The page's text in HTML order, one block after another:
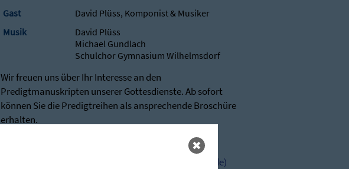
Gast
David Plüss, Komponist & Musiker
Musik
David Plüss
Michael Gundlach
Schulchor Gymnasium Wilhelmsdorf
Wir freuen uns über Ihr Interesse an den
Predigtmanuskripten unserer Gottesdienste. Ab sofort
können Sie die Predigtreihen als ansprechende Broschüre
erhalten.
Predigten - Die Zieglerschen (stunde-des-hoechsten.de)